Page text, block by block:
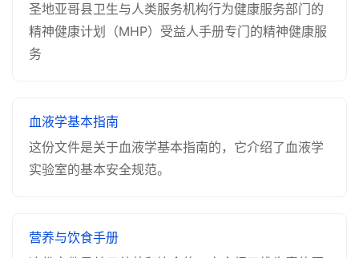
圣地亚哥县卫生与人类服务机构行为健康服务部门的
精神健康计划（MHP）受益人手册专门的精神健康服
务
血液学基本指南
这份文件是关于血液学基本指南的，它介绍了血液学
实验室的基本安全规范。
营养与饮食手册